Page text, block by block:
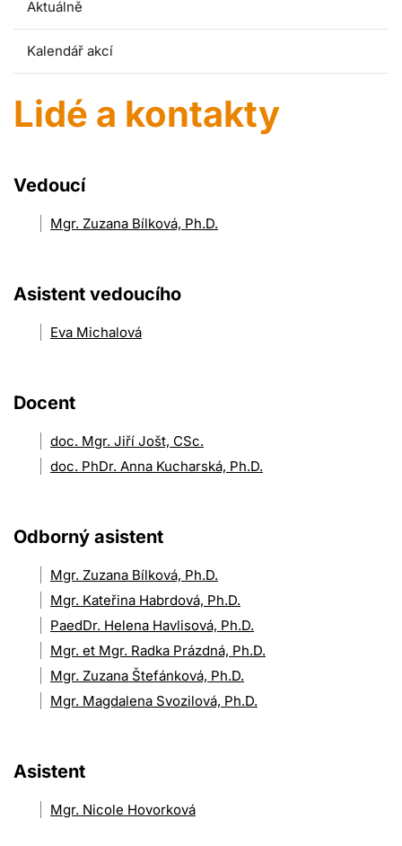
Aktuálně
Kalendář akcí
Lidé a kontakty
Vedoucí
Mgr. Zuzana Bílková, Ph.D.
Asistent vedoucího
Eva Michalová
Docent
doc. Mgr. Jiří Jošt, CSc.
doc. PhDr. Anna Kucharská, Ph.D.
Odborný asistent
Mgr. Zuzana Bílková, Ph.D.
Mgr. Kateřina Habrdová, Ph.D.
PaedDr. Helena Havlisová, Ph.D.
Mgr. et Mgr. Radka Prázdná, Ph.D.
Mgr. Zuzana Štefánková, Ph.D.
Mgr. Magdalena Svozilová, Ph.D.
Asistent
Mgr. Nicole Hovorková